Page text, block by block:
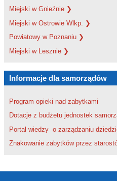
Miejski w Gnieźnie ❯
Miejski w Ostrowie Wlkp. ❯
Powiatowy w Poznaniu ❯
Miejski w Lesznie ❯
Informacje dla samorządów
Program opieki nad zabytkami
Dotacje z budżetu jednostek
Portal wiedzy o zarządzaniu
Znakowanie zabytków przez